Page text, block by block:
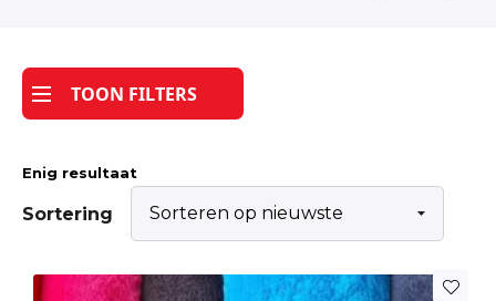
Tijdpakker stof
TOON FILTERS
Enig resultaat
Sortering